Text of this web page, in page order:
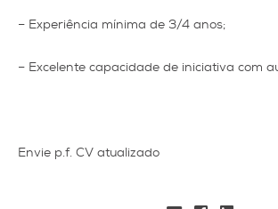
– Experiência mínima de 3/4 anos;
– Excelente capacidade de iniciativa com
Envie p.f. CV atualizado